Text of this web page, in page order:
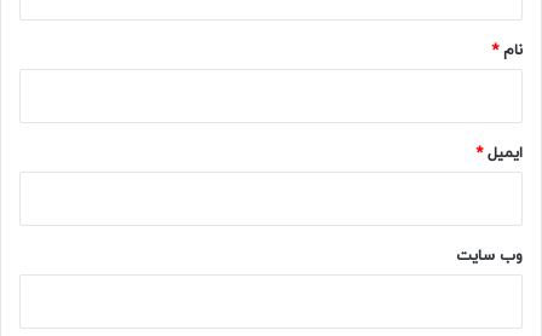
نام*
ایمیل*
وب‌ سایت